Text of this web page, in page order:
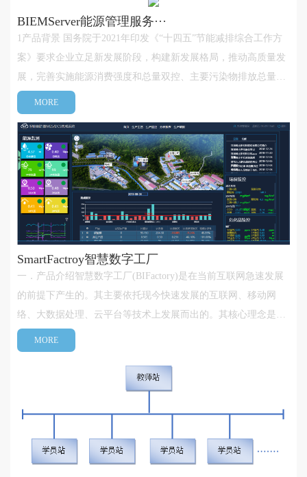
​BIEMServer能源管理服务···
1产品背景 国务院于2021年印发《“十四五”节能减排综合工作方
案》要求企业立足新发展阶段，构建新发展格局，推动高质量发
展，完善实施能源消费强度和总量双控、主要污染物排放总量控
制制度。实现节能、降碳、减污协同增效、生态环境质量持续改
善，确保完成“十四五”节能减排目标，为实现双碳目标奠定坚实
基础。BIEMsever···
MORE
SmartFactroy智慧数字工厂
一．产品介绍智慧数字工厂(BIFactory)是在当前互联网急速发展
的前提下产生的。其主要依托现今快速发展的互联网、移动网
络、大数据处理、云平台等技术上发展而出的。其核心理念是利
用当前互联网技术服务于工业，为工业生产提供进一步贴身化服
务，是当前《互联网+》的一种工业化方向的应用。数字工厂
(BIFactory)是BS架构服务，···
MORE